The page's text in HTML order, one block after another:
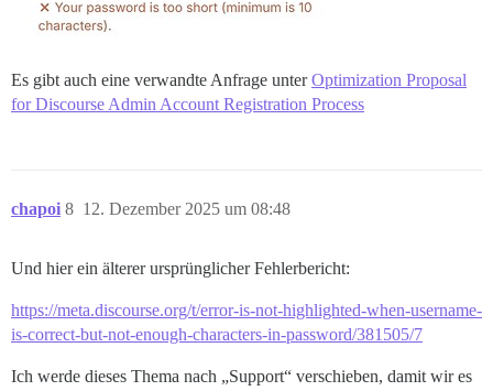
Es gibt auch eine verwandte Anfrage unterOptimization Proposal
for Discourse Admin Account Registration Process
chapoi 12. Dezember 2025 um 08:48
8
Und hier ein älterer ursprünglicher Fehlerbericht:
https://meta.discourse.org/t/error-is-not-highlighted-when-username-
is-correct-but-not-enough-characters-in-password/381505/7
Ich werde dieses Thema nach „Support“ verschieben, damit wir es